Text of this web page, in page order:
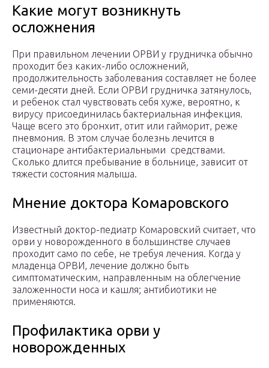
Какие могут возникнуть
осложнения
При правильном лечении ОРВИ у грудничка обычно
проходит без каких-либо осложнений,
продолжительность заболевания составляет не более
семи-десяти дней. Если ОРВИ грудничка затянулось,
и ребенок стал чувствовать себя хуже, вероятно, к
вирусу присоединилась бактериальная инфекция.
Чаще всего это бронхит, отит или гайморит, реже
пневмония. В этом случае болезнь лечится в
стационаре антибактериальными средствами.
Сколько длится пребывание в больнице, зависит от
тяжести состояния малыша.
Мнение доктора Комаровского
Известный доктор-педиатр Комаровский считает, что
орви у новорожденного в большинстве случаев
проходит само по себе, не требуя лечения. Когда у
младенца ОРВИ, лечение должно быть
симптоматическим, направленным на облегчение
заложенности носа и кашля; антибиотики не
применяются.
Профилактика орви у
новорожденных